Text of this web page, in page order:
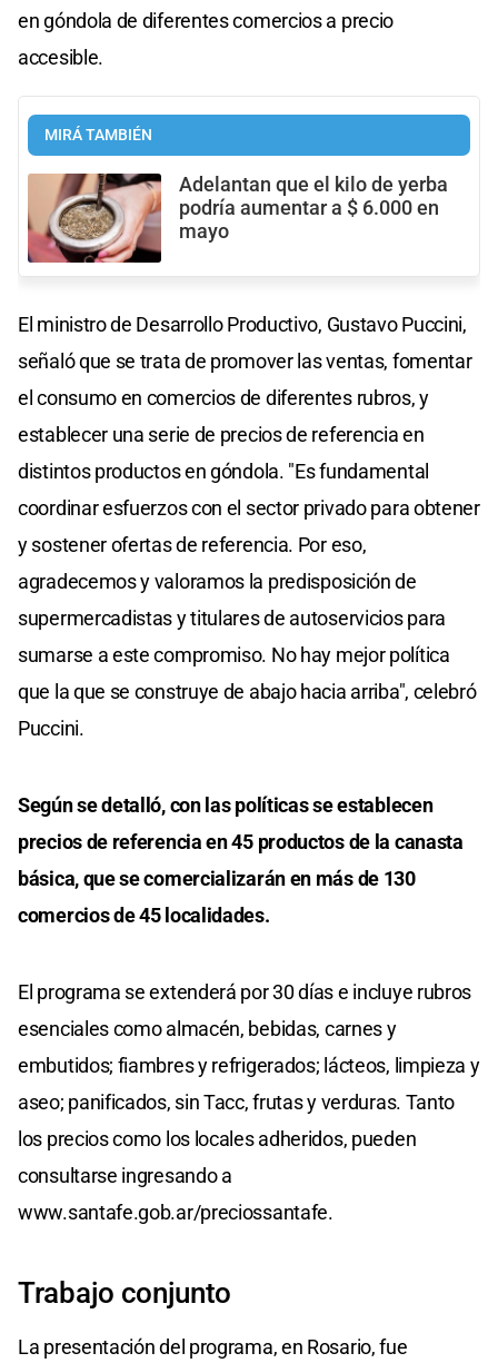
en góndola de diferentes comercios a precio
accesible.
MIRÁ TAMBIÉN
Adelantan que el kilo de yerba
podría aumentar a $ 6.000 en
mayo
El ministro de Desarrollo Productivo, Gustavo Puccini,
señaló que se trata de promover las ventas, fomentar
el consumo en comercios de diferentes rubros, y
establecer una serie de precios de referencia en
distintos productos en góndola. "Es fundamental
coordinar esfuerzos con el sector privado para obtener
y sostener ofertas de referencia. Por eso,
agradecemos y valoramos la predisposición de
supermercadistas y titulares de autoservicios para
sumarse a este compromiso. No hay mejor política
que la que se construye de abajo hacia arriba", celebró
Puccini.
Según se detalló, con las políticas se establecen
precios de referencia en 45 productos de la canasta
básica, que se comercializarán en más de 130
comercios de 45 localidades.
El programa se extenderá por 30 días e incluye rubros
esenciales como almacén, bebidas, carnes y
embutidos; fiambres y refrigerados; lácteos, limpieza y
aseo; panificados, sin Tacc, frutas y verduras. Tanto
los precios como los locales adheridos, pueden
consultarse ingresando a
www.santafe.gob.ar/preciossantafe.
Trabajo conjunto
La presentación del programa, en Rosario, fue